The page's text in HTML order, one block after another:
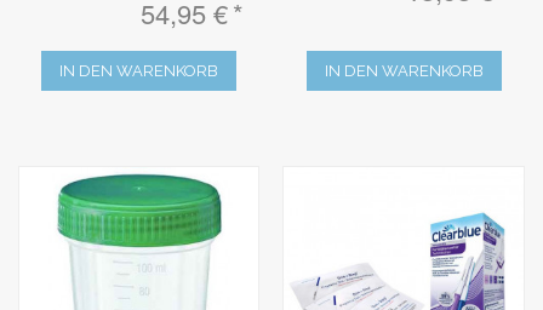
54,95 €
IN DEN WARENKORB IN DEN WARENKORB